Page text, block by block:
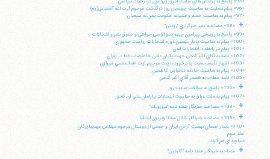
«96» پيام تسليت به مناسبت چهلمين روز درگذشت مرحوم آيت الله آشتياني(ره)
«97» پيام به مناسبت حمله وحشيانه حكومت يمن به شيعيان
+
«98» مصاحبه دبير خبرگزاري "رويترز"
«99» پاسخ به پرسشي پيرامون جبهه دموكراسي خواهي و حقوق بشر و انتخابات
«100» پيام به مناسبت پايان نهمين دوره انتخابات رياست جمهوري
«101» پيام در رابطه با انفجارات لندن
«102» نامه به آقاي اكبر گنجي جهت پايان دادن به اعتصاب غذا در زندان
«103» اظهار تأسف نسبت به برخورد با بيت مرحوم آيت الله العظمي شيرازي
«104» پيام به مناسبت حادثه دلخراش كاظمين
«105» نامه خطاب به همسر آقاي اكبر گنجي
+
«106» پاسخ به سؤالات سايت روز
«107» پيام به ملت عراق به مناسبت انتخابات پارلمان ملي آن كشور
+ «108» مصاحبه خبرنگار هفته نامه "نيوزويك"
+
«109» مصاحبه خبرنگار كانال سه تلويزيون ايتاليا
«110» ديدار اعضاي نهضت آزادي ايران و جمعي از دوستان مرحوم مهندس مهديبازرگان
جلد سوم
ديباچه اي غم آلود:
+ مصاحبه خبرنگار هفته نامه "گاردين"